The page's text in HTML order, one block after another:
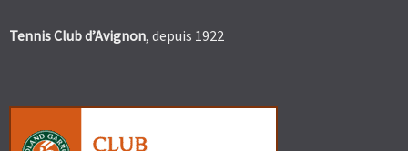
Tennis Club d’Avignon, depuis 1922